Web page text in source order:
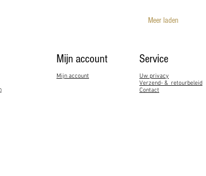
Meer laden
Mijn account
Mijn account
Service​
Uw privacy
Verzend- & retourbeleid
Contact